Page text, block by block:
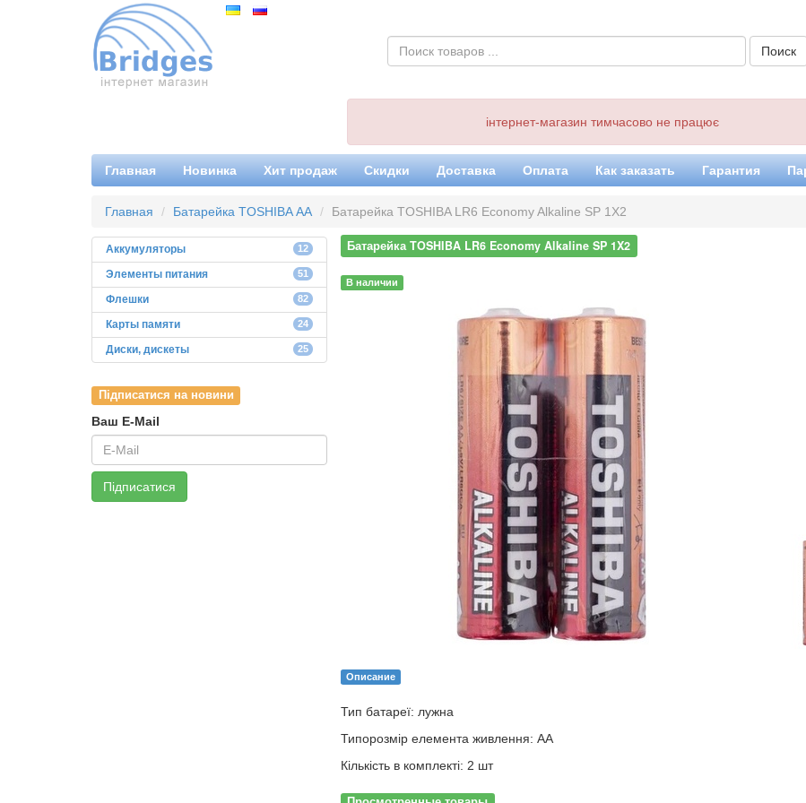
інтернет-магазин тимчасово не працює
Главная Новинка Хит продаж Скидки Доставка Оплата Как заказать Гарантия
Главная Батарейка TOSHIBA АА Батарейка TOSHIBA LR6 Economy Alkaline SP 1X2
Аккумуляторы 12
Элементы питания 51
Флешки 82
Карты памяти 24
Диски, дискеты 25
Підписатися на новини
Ваш E-Mail
Підписатися
Батарейка TOSHIBA LR6 Economy Alkaline SP 1X2
В наличии
Описание
Тип батареї: лужна
Типорозмір елемента живлення: АА
Кількість в комплекті: 2 шт